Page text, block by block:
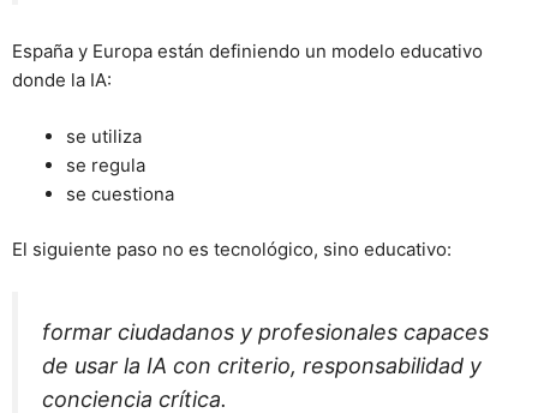
España y Europa están definiendo un modelo educativo
donde la IA:
se utiliza
se regula
se cuestiona
El siguiente paso no es tecnológico, sino educativo:
formar ciudadanos y profesionales capaces
de usar la IA con criterio, responsabilidad y
conciencia crítica.